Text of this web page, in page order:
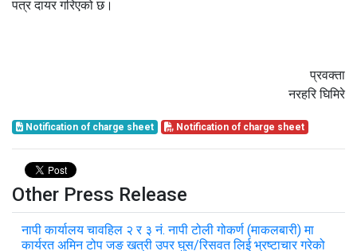
पत्र दायर गरिएको छ।
प्रवक्ता
नरहरि घिमिरे
Notification of charge sheet Notification of charge sheet
Other Press Release
नापी कार्यालय चावहिल २ र ३ नं. नापी टोली गोकर्ण (माकलबारी) मा
कार्यरत अमिन टोप जङ खत्री उपर घुस/रिसवत लिई भ्रष्टाचार गरेको